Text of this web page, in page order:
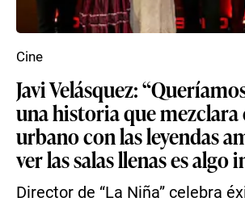
Javi Velásquez:
una historia que
urbano con las leyendas
ver las salas llenas es algo
Director de “La Niña” celebra
Cine